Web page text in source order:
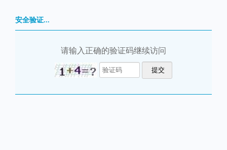
安全验证...
请输入正确的验证码继续访问